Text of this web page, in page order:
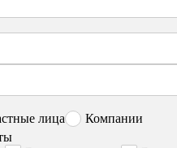
лица
Компании